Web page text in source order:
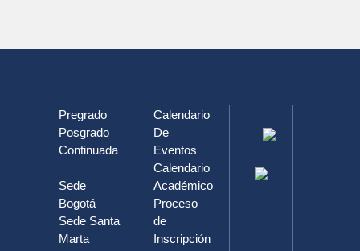
Pregrado
Posgrado
Continuada
Sede
Bogotá
Sede Santa
Marta
Calendario
De
Eventos
Calendario
Académico
Proceso
de
Inscripción